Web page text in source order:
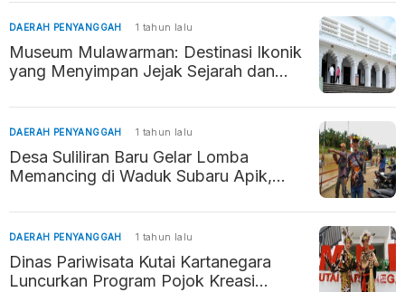
Ekonomi Masyarakat
DAERAH PENYANGGAH 1 tahun lalu
Museum Mulawarman: Destinasi Ikonik
yang Menyimpan Jejak Sejarah dan
DAERAH PENYANGGAH 1 tahun lalu
Desa Suliliran Baru Gelar Lomba
Memancing di Waduk Subaru Apik,
Silaturahmi
DAERAH PENYANGGAH 1 tahun lalu
Dinas Pariwisata Kutai Kartanegara
Luncurkan Program Pojok Kreasi